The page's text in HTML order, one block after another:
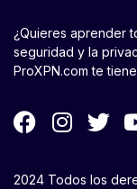
¿Quieres aprender
seguridad y la
ProXPN.com te
2024 Todos los